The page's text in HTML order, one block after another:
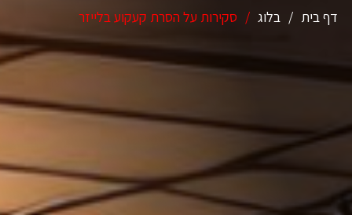
דף בית / בלוג / סקירות על הסרת קעקוע בלייזר